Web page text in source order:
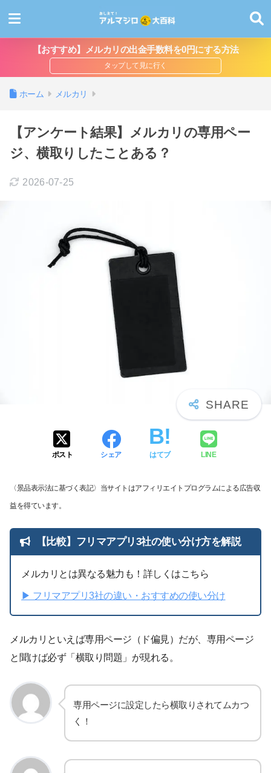
【おすすめ】メルカリの出金手数料を0円にする方法
ホーム メルカリ
【アンケート結果】メルカリの専用ペー
ジ、横取りしたことある？
2026-07-25
ポスト シェア はてブ LINE
〈景品表示法に基づく表記〉当サイトはアフィリエイトプログラムによる広告収
益を得ています。
【比較】フリマアプリ3社の使い分け方を解説
メルカリとは異なる魅力も！詳しくはこちら
▶︎ フリマアプリ3社の違い・おすすめの使い分け
メルカリといえば専用ページ（ド偏見）だが、専用ページ
と聞けば必ず「横取り問題」が現れる。
専用ページに設定したら横取りされてムカつ
く！